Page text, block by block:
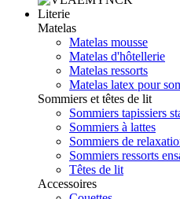
Literie
Matelas
Matelas mousse
Matelas d'hôtellerie
Matelas ressorts
Matelas latex pour
Sommiers et têtes de lit
Sommiers tapissiers
Sommiers à lattes
Sommiers de
Sommiers ressorts
Têtes de lit
Accessoires